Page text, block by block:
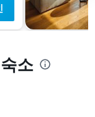
소